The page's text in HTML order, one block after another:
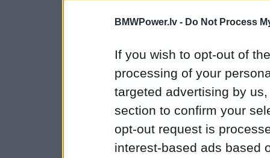
BMWPower.lv - Do Not Process
If you wish to opt-out of
processing of your
targeted advertising by
section to confirm your
opt-out request is
interest-based ads based